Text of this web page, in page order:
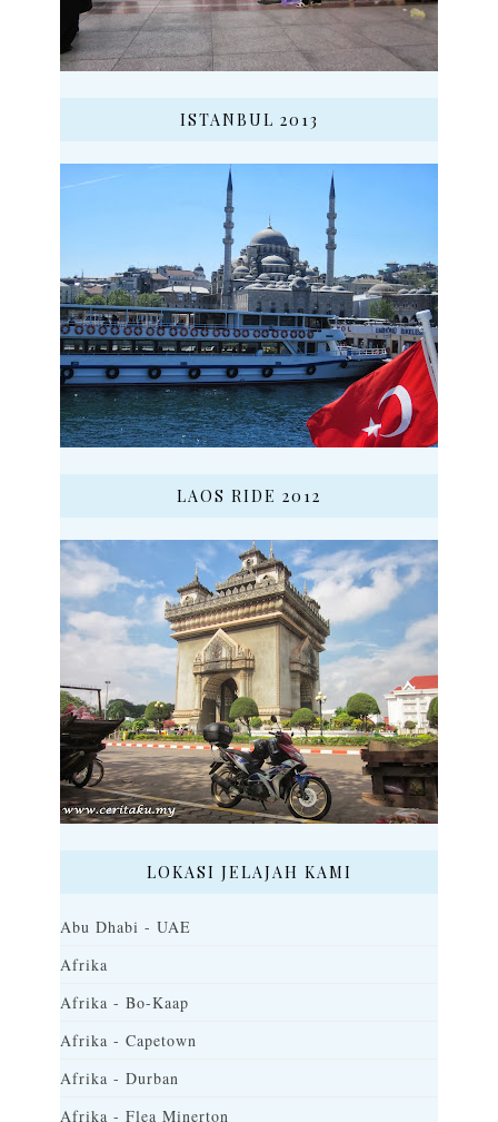
ISTANBUL 2013
LAOS RIDE 2012
LOKASI JELAJAH KAMI
Abu Dhabi - UAE
Afrika
Afrika - Bo-Kaap
Afrika - Capetown
Afrika - Durban
Afrika - Flea Minerton